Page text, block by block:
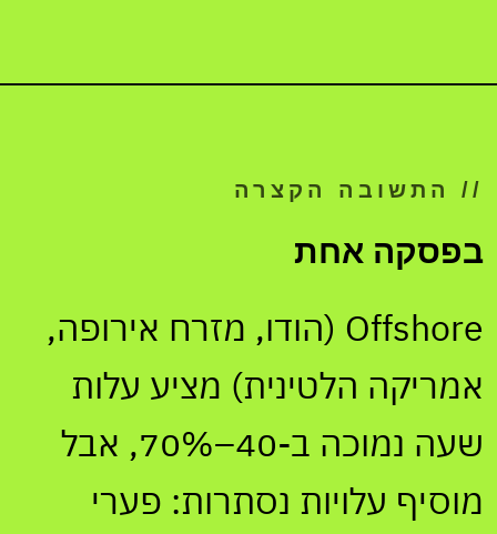
// התשובה הקצרה
בפסקה אחת
Offshore (הודו, מזרח אירופה,
אמריקה הלטינית) מציע עלות
שעה נמוכה ב-40–70%, אבל
מוסיף עלויות נסתרות: פערי